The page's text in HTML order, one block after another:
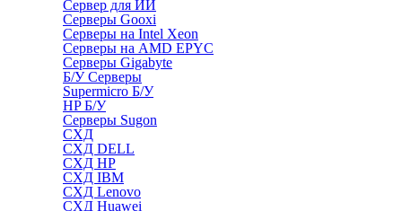
Сервер для ИИ
Серверы Gooxi
Серверы на Intel Xeon
Серверы на AMD EPYC
Серверы Gigabyte
Б/У Серверы
Supermicro Б/У
HP Б/У
Серверы Sugon
СХД
СХД DELL
СХД HP
СХД IBM
СХД Lenovo
СХД Huawei